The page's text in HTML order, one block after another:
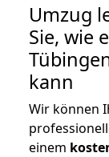
Umzug
Sie, wie
kann
Wir können
einem